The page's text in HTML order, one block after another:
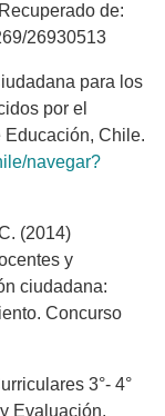
de:
26930513
para los
por el
Educación, Chile.
navegar?
(2014)
y
ciudadana:
Concurso
3°- 4°
Evaluación.